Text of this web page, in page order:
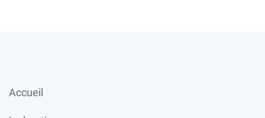
Accueil